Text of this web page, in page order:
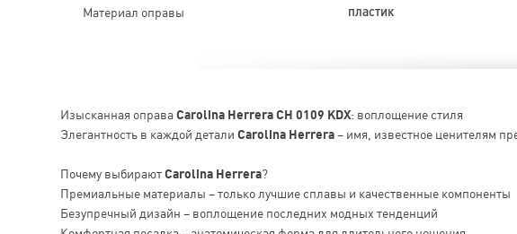
Материал оправы пластик
Изысканная оправаCarolina Herrera CH 0109 KDX: воплощение стиля
Элегантность в каждой детали Carolina Herrera– имя, известное ценителям
Почему выбираютCarolina Herrera?
Премиальные материалы – только лучшие сплавы и качественные компоненты
Безупречный дизайн – воплощение последних модных тенденций